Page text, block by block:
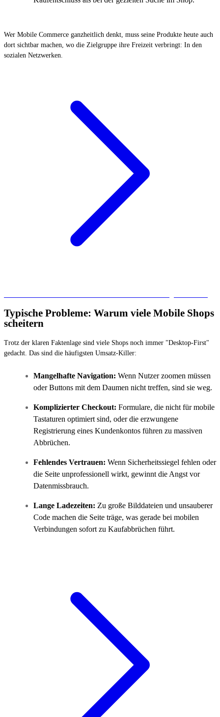
Wer Mobile Commerce ganzheitlich denkt, muss seine Produkte heute auch
dort sichtbar machen, wo die Zielgruppe ihre Freizeit verbringt: In den
sozialen Netzwerken.
Typische Probleme: Warum viele Mobile Shops
scheitern
Trotz der klaren Faktenlage sind viele Shops noch immer "Desktop-First"
gedacht. Das sind die häufigsten Umsatz-Killer:
Mangelhafte Navigation: Wenn Nutzer zoomen müssen
oder Buttons mit dem Daumen nicht treffen, sind sie weg.
Komplizierter Checkout: Formulare, die nicht für mobile
Tastaturen optimiert sind, oder die erzwungene
Registrierung eines Kundenkontos führen zu massiven
Abbrüchen.
Fehlendes Vertrauen: Wenn Sicherheitssiegel fehlen oder
die Seite unprofessionell wirkt, gewinnt die Angst vor
Datenmissbrauch.
Lange Ladezeiten: Zu große Bilddateien und unsauberer
Code machen die Seite träge, was gerade bei mobilen
Verbindungen sofort zu Kaufabbrüchen führt.